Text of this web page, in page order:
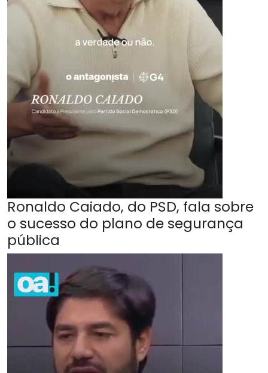
Ronaldo Caiado, do PSD, fala sobre
o sucesso do plano de segurança
pública